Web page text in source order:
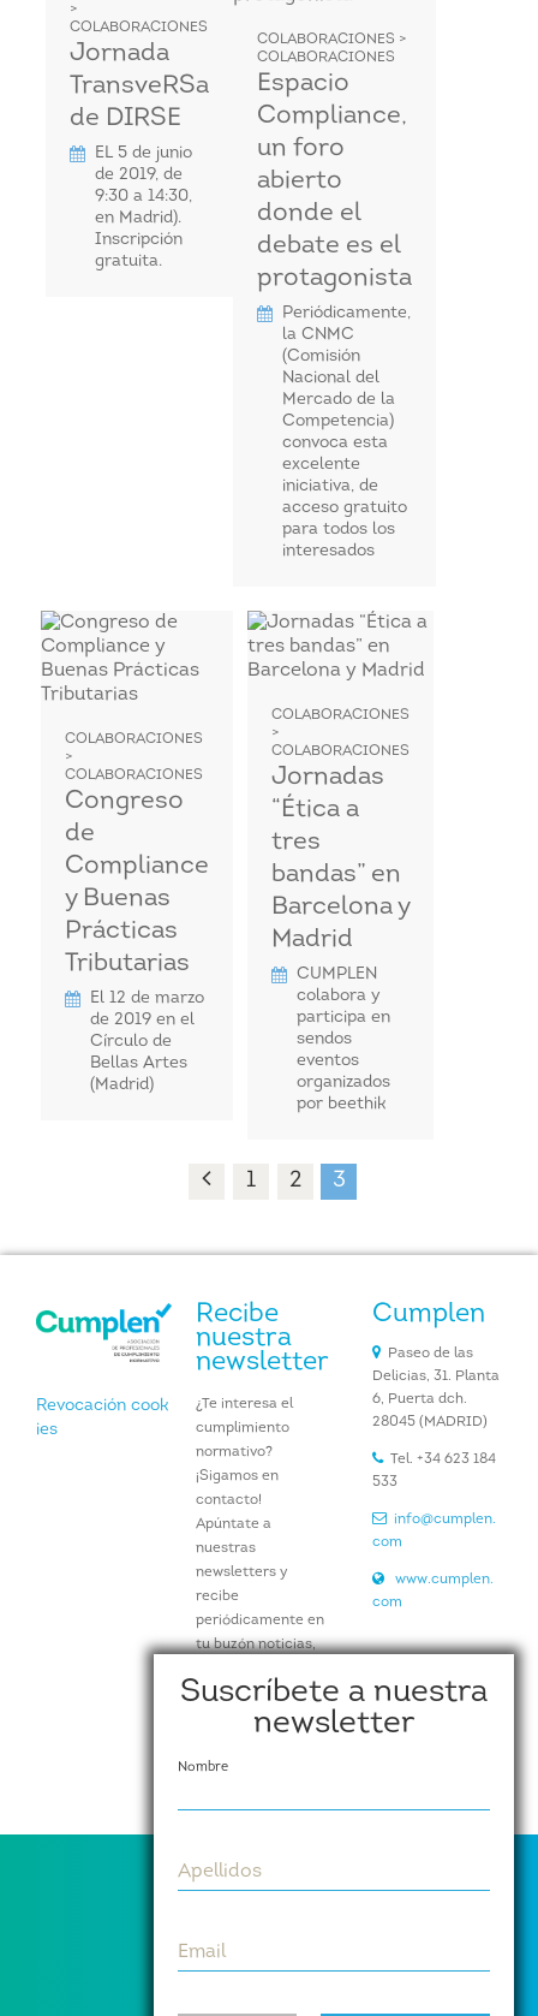
>
COLABORACIONES
Jornada
TransveRSa
de DIRSE
EL 5 de junio
de 2019, de
9:30 a 14:30,
en Madrid).
Inscripción
gratuita.
COLABORACIONES >
COLABORACIONES
Espacio
Compliance,
un foro
abierto
donde el
debate es el
protagonista
Periódicamente,
la CNMC
(Comisión
Nacional del
Mercado de la
Competencia)
convoca esta
excelente
iniciativa, de
acceso gratuito
para todos los
interesados
COLABORACIONES
>
COLABORACIONES
Congreso
de
Compliance
y Buenas
Prácticas
Tributarias
El 12 de marzo
de 2019 en el
Círculo de
Bellas Artes
(Madrid)
COLABORACIONES
>
COLABORACIONES
Jornadas
“Ética a
tres
bandas” en
Barcelona y
Madrid
CUMPLEN
colabora y
participa en
sendos
eventos
organizados
por beethik
1 2 3
Suscríbete a nuestra
newsletter
Nombre
Apellidos
Email
Revocación cook
ies
Recibe
nuestra
newsletter
¿Te interesa el
cumplimiento
normativo?
¡Sigamos en
contacto!
Apúntate a
nuestras
newsletters y
recibe
periódicamente en
tu buzón noticias,
información de
nuestros eventos y
Suscríbete aquí
Cumplen
Paseo de las
Delicias, 31. Planta
6, Puerta dch.
28045 (MADRID)
Tel. +34 623 184
533
info@cumplen.
com
www.cumplen.
com